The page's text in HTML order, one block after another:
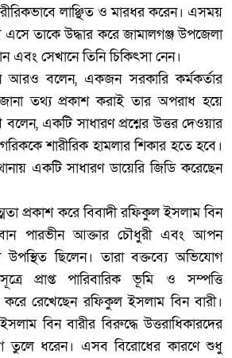
লাঞ্ছিত ও মারধর করেন। এসময়
এসে তাকে উদ্ধার করে জামালগঞ্জ উপজেলা
এবং সেখানে তিনি চিকিৎসা নেন।
আরও বলেন, একজন সরকারি কর্মকর্তার
জানা তথ্য প্রকাশ করাই তার অপরাধ হয়ে
বলেন, একটি সাধারণ প্রশ্নের উত্তর দেওয়ার
শারীরিক হামলার শিকার হতে হবে।
একটি সাধারণ ডায়েরি জিডি করেছেন
প্রকাশ করে বিবাদী রফিকুল ইসলাম বিন
পারভীন আক্তার চৌধুরী এবং আপন
ছিলেন। তারা বক্তব্যে অভিযোগ
প্রাপ্ত পারিবারিক ভূমি ও সম্পত্তি
রেখেছেন রফিকুল ইসলাম বিন বারী।
বিন বারীর বিরুদ্ধে উত্তরাধিকারদের
তুলে ধরেন। এসব বিরোধের কারণে শুধু